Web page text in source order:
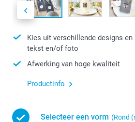
Kies uit verschillende designs
tekst en/of foto
Afwerking van hoge kwaliteit
Productinfo
Selecteer een vorm (Rond